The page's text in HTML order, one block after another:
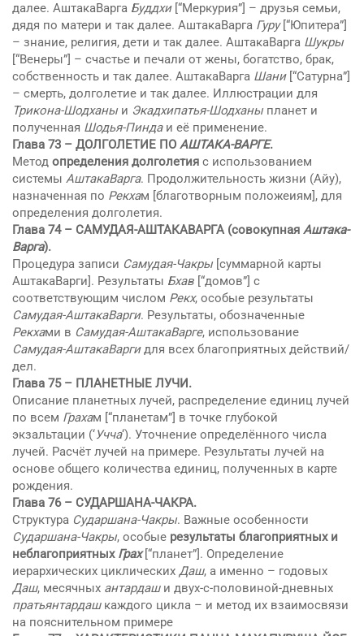
далее. АштакаВарга Буддхи[“Меркурия”] – друзья семьи,
дядя по матери и так далее. АштакаВарга Гуру[“Юпитера”]
– знание, религия, дети и так далее. АштакаВарга Шукры
[“Венеры”] – счастье и печали от жены, богатство, брак,
собственность и так далее. АштакаВарга Шани[“Сатурна”]
– смерть, долголетие и так далее. Иллюстрации для
Трикона-Шодханыи Экадхипатья-Шодханыпланет и
полученная Шодья-Пиндаи её применение.
Глава 73 – ДОЛГОЛЕТИЕ ПО АШТАКА-ВАРГЕ.
Метод определения долголетия с использованием
системы АштакаВарга. Продолжительность жизни (Айу),
назначенная по Рекхам [благотворным положеиям], для
определения долголетия.
Глава 74 – САМУДАЯ-АШТАКАВАРГА (совокупная Аштака-
Варга).
Процедура записи Самудая-Чакры[суммарной карты
АштакаВарги]. Результаты Бхав [“домов”] с
соответствующим числом Рекх, особые результаты
Самудая-АштакаВарги. Результаты, обозначенные
Рекхами в Самудая-АштакаВарге, использование
Самудая-АштакаВаргидля всех благоприятных действий/
дел.
Глава 75 – ПЛАНЕТНЫЕ ЛУЧИ .
Описание планетных лучей, распределение единиц лучей
по всем Грахам [“планетам”] в точке глубокой
экзальтации (‘Учча‘). Уточнение определённого числа
лучей. Расчёт лучей на примере. Результаты лучей на
основе общего количества единиц, полученных в карте
рождения.
Глава 76 – СУДАРШАНА-ЧАКРА.
Структура Сударшана-Чакры. Важные особенности
Сударшана-Чакры, особые результаты благоприятных и
неблагоприятных Грах[“планет”]. Определение
иерархических циклических Даш, а именно – годовых
Даш, месячных антардаши двух-с-половиной-дневных
пратьянтардашкаждого цикла – и метод их взаимосвязи
на пояснительном примере